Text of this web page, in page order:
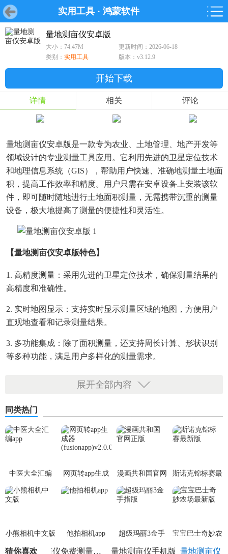
实用工具 · 鸿蒙软件
首页 游戏 软件
首页 游戏 软件 鸿蒙
游戏
鸿蒙
软件
专题
量地测亩仪安卓版
大小：74.47M
更新时间：2026-06-18
类别： 实用工具 版本：v3.12.9
开始下载
详情 相关 评论
量地测亩仪安卓版是一款专为农业、土地管理、地产开发等
领域设计的专业测量工具应用。它利用先进的卫星定位技术
和地理信息系统（GIS），帮助用户快速、准确地测量土地面
积，提高工作效率和精度。用户只需在安卓设备上安装该软
件，即可随时随地进行土地面积测量，无需携带沉重的测量
设备，极大地提高了测量的便捷性和灵活性。
【量地测亩仪安卓版特色】
1. 高精度测量：采用先进的卫星定位技术，确保测量结果的
高精度和准确性。
2. 实时地图显示：支持实时显示测量区域的地图，方便用户
直观地查看和记录测量结果。
3. 多功能集成：除了面积测量，还支持周长计算、形状识别
等多种功能，满足用户多样化的测量需求。
看和对比之前的测量结果。
5. 易于操作：简洁明了的用户界面设计，使得用户能够轻松
上手，快速完成测量任务。
【量地测亩仪安卓版内容】
1. GPS定位功能：实时获取设备当前位置，为测量提供准确的
2. 地图显示模块：支持多种地图类型切换，如卫星地图、街
3. 面积计算工具：根据用户设定的边界点，自动计算并显示
测量区域的面积。
展开全部内容
同类热门
中医大全汇编
app
网页转app生成
器
漫画共和国官网
正版
斯诺克锦标赛最
新版
小熊相机中文版 他拍相机app
超级玛丽3金手
指版
宝宝巴士奇妙农
场最新版
猜你喜欢 量地测亩仪
量地测亩仪手机版
量地测亩仪免费测量土地